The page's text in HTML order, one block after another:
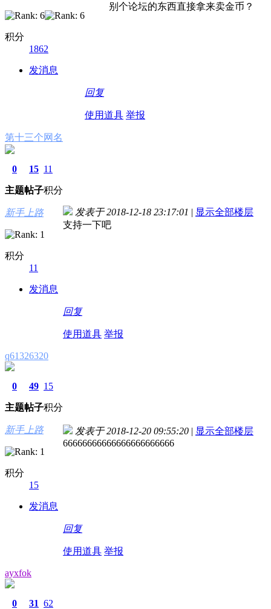
积分
1862
发消息
别个论坛的东西直接拿来卖金币？
回复
使用道具 举报
第十三个网名
0
主题
15
帖子
11
积分
新手上路
积分
11
发消息
发表于 2018-12-18 23:17:01 | 显示全部楼层
支持一下吧
回复
使用道具 举报
q61326320
0
主题
49
帖子
15
积分
新手上路
积分
15
发消息
发表于 2018-12-20 09:55:20 | 显示全部楼层
66666666666666666666666
回复
使用道具 举报
ayxfok
0 31 62